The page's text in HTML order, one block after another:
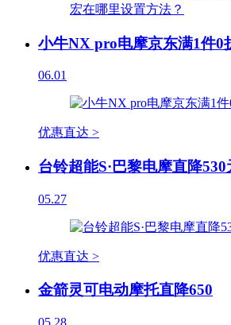
小牛NX pro电摩京东满1件0
06.01
优惠直达 >
台铃超能S·巴黎电摩直降530
05.27
优惠直达 >
金箭灵可电动摩托直降650